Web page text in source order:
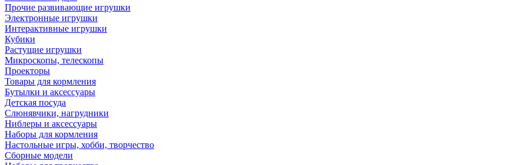
Прочие развивающие игрушки
Электронные игрушки
Интерактивные игрушки
Кубики
Растущие игрушки
Микроскопы, телескопы
Проекторы
Товары для кормления
Бутылки и аксессуары
Детская посуда
Слюнявчики, нагрудники
Ниблеры и аксессуары
Наборы для кормления
Настольные игры, хобби, творчество
Сборные модели